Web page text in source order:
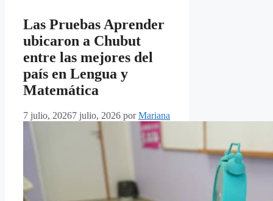
Las Pruebas Aprender
ubicaron a Chubut
entre las mejores del
país en Lengua y
Matemática
7 julio, 20267 julio, 2026 porMariana